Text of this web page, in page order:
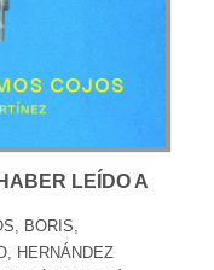
LEÍDO A
BORIS,
HERNÁNDEZ